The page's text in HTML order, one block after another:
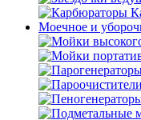
Моечное и